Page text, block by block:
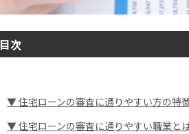
目次
▼ 住宅ローンの審査に通りやすい方の特
▼ 住宅ローンの審査に通りやすい職業と